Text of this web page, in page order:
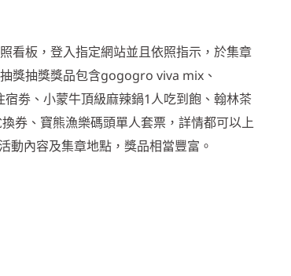
看板，登入指定網站並且依照指示，於集章
獎抽獎獎品包含gogogro viva mix、
劵、小蒙牛頂級麻辣鍋1人吃到飽、翰林茶
券、寶熊漁樂碼頭單人套票，詳情都可以上
動內容及集章地點，獎品相當豐富。